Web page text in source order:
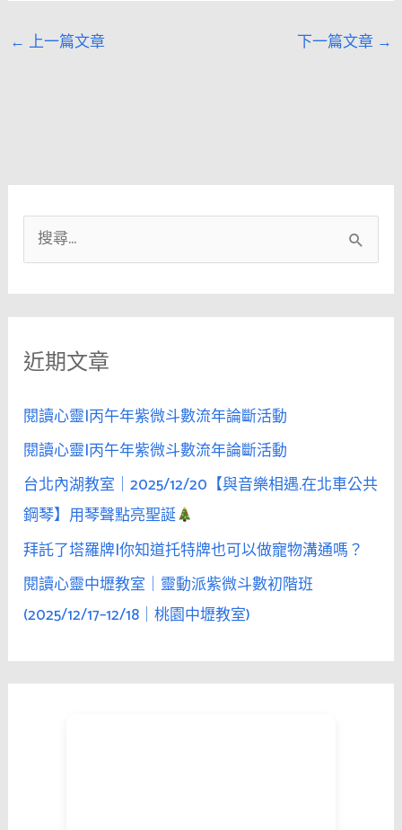
← 上一篇文章 下一篇文章 →
尋
關
字
近期文章
閱讀心靈|丙午年紫微斗數流年論斷活動
閱讀心靈|丙午年紫微斗數流年論斷活動
台北內湖教室｜2025/12/20【與音樂相遇.在北車公共
鋼琴】用琴聲點亮聖誕
拜託了塔羅牌|你知道托特牌也可以做寵物溝通嗎？
閱讀心靈中壢教室｜靈動派紫微斗數初階班
(2025/12/17–12/18｜桃園中壢教室)